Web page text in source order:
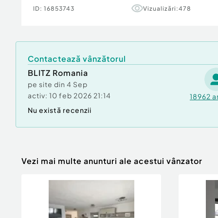
• hotă
blocului.
Pentru mai multe informații sau programarea
drag la dispoziție.
Id intern: P172964
Număr Băi:
Nr. locuri parcare:1
ID: 16853743 Vizualizări:478
Contactează vânzătorul
BLITZ Romania
pe site din 4 Sep
activ: 10 feb 2026 21:14 18962
Nu există recenzii
Vezi mai multe anunturi ale acestui vânzator